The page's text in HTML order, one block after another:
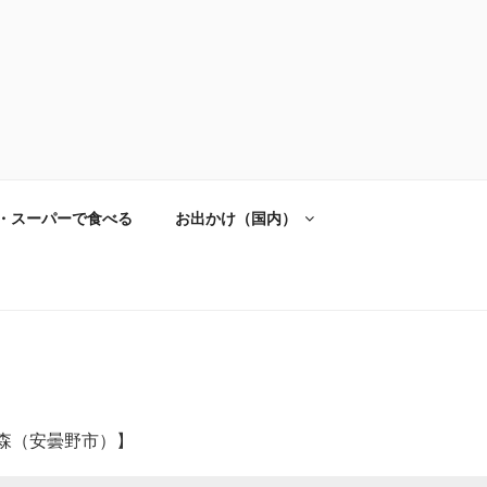
スーパーで食べる お出かけ（国内）
（安曇野市）】